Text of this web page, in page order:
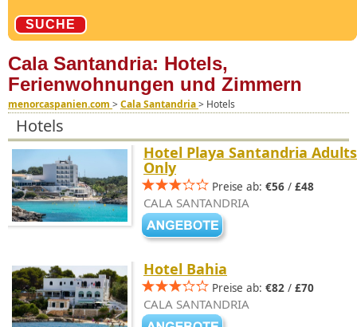
Cala Santandria: Hotels,
Ferienwohnungen und Zimmern
menorcaspanien.com >Cala Santandria> Hotels
Hotels
Hotel Playa Santandria Adults
Only
Preise ab: €56 / £48
CALA SANTANDRIA
Hotel Bahia
Preise ab: €82 / £70
CALA SANTANDRIA